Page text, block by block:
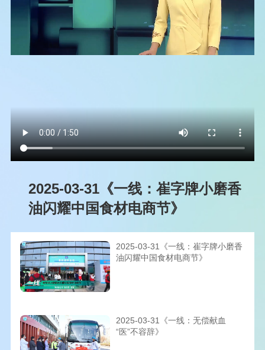
2025-03-31《一线：崔字牌小磨香
油闪耀中国食材电商节》
2025-03-31《一线：崔字牌小磨香
油闪耀中国食材电商节》
2025-03-31《一线：无偿献血
“医”不容辞》